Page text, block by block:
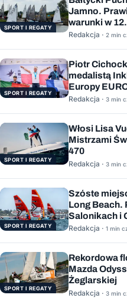
SPORT I REGATY
Jamno.
warunki w
Redakcja · 2 min
SPORT I REGATY
Piotr
medalistą
Europy
Redakcja · 3 min
SPORT I REGATY
Włosi Lisa
Mistrzami
470
Redakcja · 3 min
SPORT I REGATY
Szóste
Long Beach.
Salonikach i
Redakcja · 1 min
SPORT I REGATY
Rekordowa
Mazda
Żeglarskiej
Redakcja · 3 min